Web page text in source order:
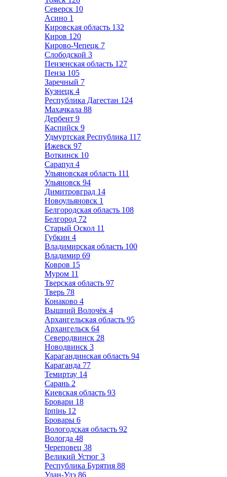
Северск 10
Асино 1
Кировская область 132
Киров 120
Кирово-Чепецк 7
Слободской 3
Пензенская область 127
Пенза 105
Заречный 7
Кузнецк 4
Республика Дагестан 124
Махачкала 88
Дербент 9
Каспийск 9
Удмуртская Республика 117
Ижевск 97
Воткинск 10
Сарапул 4
Ульяновская область 111
Ульяновск 94
Димитровград 14
Новоульяновск 1
Белгородская область 108
Белгород 72
Старый Оскол 11
Губкин 4
Владимирская область 100
Владимир 69
Ковров 15
Муром 11
Тверская область 97
Тверь 78
Конаково 4
Вышний Волочёк 4
Архангельская область 95
Архангельск 64
Северодвинск 28
Новодвинск 3
Карагандинская область 94
Караганда 77
Темиртау 14
Сарань 2
Киевская область 93
Бровари 18
Ірпінь 12
Бровары 6
Вологодская область 92
Вологда 48
Череповец 38
Великий Устюг 3
Республика Бурятия 88
Улан-Удэ 86